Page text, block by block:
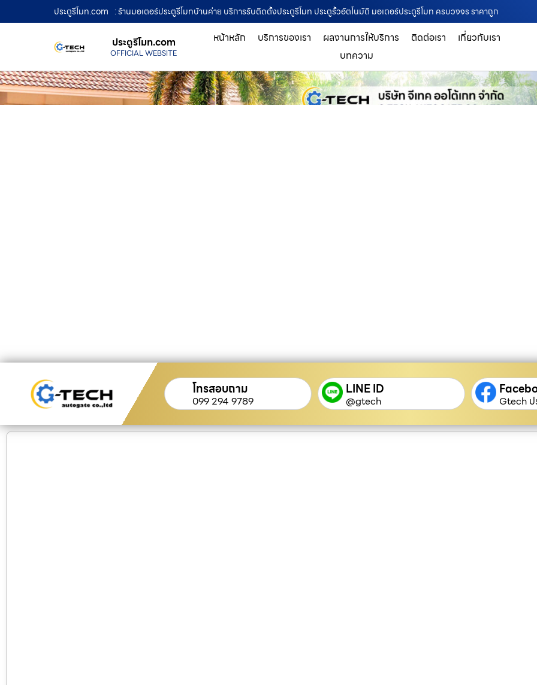
ประตูรีโมท.com : ร้านมอเตอร์ประตูรีโมทบ้านค่าย บริการรับติดตั้งประตูรีโมท ประตูรั้วอัตโนมัติ มอเตอร์ประตูรีโมท ครบวงจร ราคาถูก
ประตูรีโมท.com
OFFICIAL WEBSITE
หน้าหลัก บริการของเรา ผลงานการให้บริการ ติดต่อเรา
เกี่ยวกับเรา
บทความ
โทรสอบถาม
099 294 9789
LINE ID
@gtech Gtech ป